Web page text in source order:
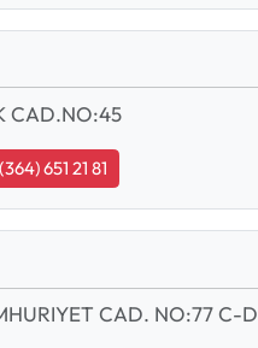
CAD.NO:45
651 21 81
CAD. NO:77 C-D